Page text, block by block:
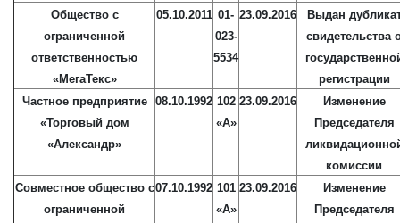
Общество с
ограниченной
ответственностью
«МегаТекс»
05.10.2011 01-
023-
5534
23.09.2016
Выдан
свидетельства
регистрации
Частное предприятие
«Торговый дом
«Александр»
08.10.1992 102
«А»
23.09.2016
Изменение
Председателя
комиссии
Совместное общество с
ограниченной
07.10.1992 101
«А»
23.09.2016
Изменение
Председателя